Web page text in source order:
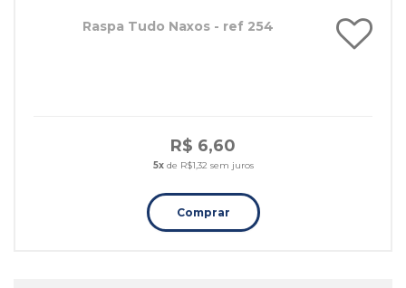
Raspa Tudo Naxos - ref 254
R$ 6,60
5xde R$1,32 sem juros
Comprar